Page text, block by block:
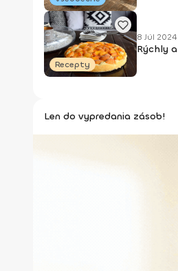
Recepty
8 Júl 2024
Rýchly
Len do vypredania zásob!